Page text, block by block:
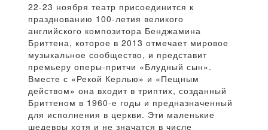
22-23 ноября театр присоединится к
празднованию 100-летия великого
английского композитора Бенджамина
Бриттена, которое в 2013 отмечает мировое
музыкальное сообщество, и представит
премьеру оперы-притчи «Блудный сын».
Вместе с «Рекой Керлью» и «Пещным
действом» она входит в триптих, созданный
Бриттеном в 1960-е годы и предназначенный
для исполнения в церкви. Эти маленькие
шедевры хотя и не значатся в числе